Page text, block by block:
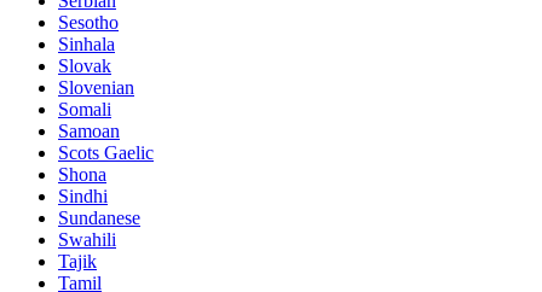
Sesotho
Sinhala
Slovak
Slovenian
Somali
Samoan
Scots Gaelic
Shona
Sindhi
Sundanese
Swahili
Tajik
Tamil